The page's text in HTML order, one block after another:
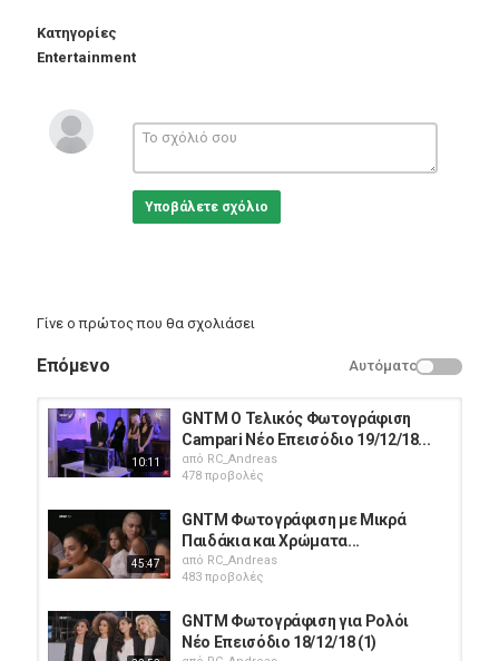
Κατηγορίες
Entertainment
Υποβάλετε σχόλιο
Γίνε ο πρώτος που θα σχολιάσει
Επόμενο Αυτόματο
10:11
GNTM Ο Τελικός Φωτογράφιση
Campari Νέο Επεισόδιο 19/12/18...
από RC_Andreas
478 προβολές
45:47
GNTM Φωτογράφιση με Μικρά
Παιδάκια και Χρώματα...
από RC_Andreas
483 προβολές
GNTM Φωτογράφιση για Ρολόι
Νέο Επεισόδιο 18/12/18 (1)